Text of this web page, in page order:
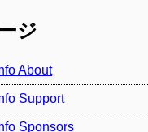
ジ
About
Support
Sponsors